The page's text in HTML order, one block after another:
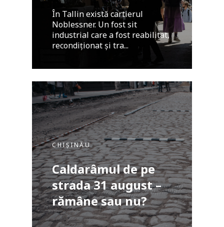
În Tallin există cartierul
Noblessner. Un fost sit
industrial care a fost reabilitat,
recondiționat și tra...
CHIȘINĂU
Caldarâmul de pe
strada 31 august –
rămâne sau nu?